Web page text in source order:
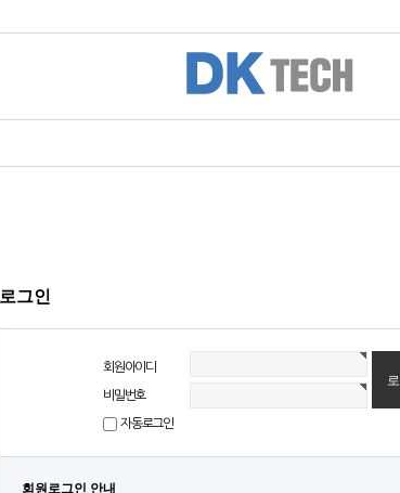
로그인
회원아이디
비밀번호
자동로그인
회원로그인 안내